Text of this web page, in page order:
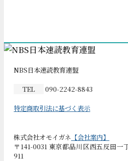
NBS日本速読教育連盟
TEL 090-2242-8843
特定商取引法に基づく表示
株式会社オモイガネ 【会社案内】
〒141-0031 東京都品川区西五反田一
911